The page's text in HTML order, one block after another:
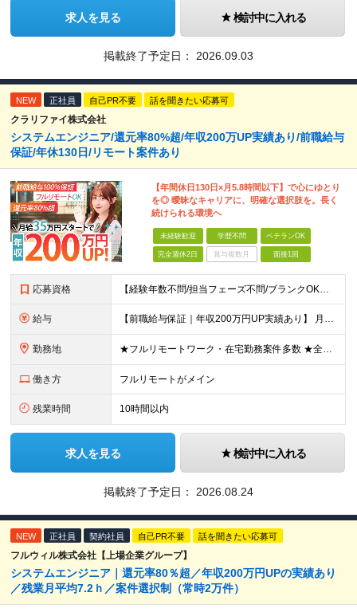
求人を見る 検討中に入れる
掲載終了予定日： 2026.09.03
NEW 正社員 自己PR不要 話を聞きたい応募可
クラリファイ株式会社
システムエンジニア/還元率80%超/年収200万UP実績あり/前職給与
保証/年休130日/リモート案件あり
【年間休日130日×月5.8時間以下】で心にゆとり
を◎ 曖昧なキャリアに、明確な選択肢を。長く
続けられる環境へ
未経験歓迎 学歴不問 ベテランOK
完全週休2日 賞与複数月 面接1回
応募資格 【経験年数不問/担当フェーズ不問/ブランクOK】 ◆何らかの開発経験がある方（1年未満でもOK！） ◎業種未経験歓迎！ ◎学歴不問 ◎20代～50代まで幅広く活躍中！ ◎人柄重視の採用です♪ ＼
給与 【前職給与保証｜年収200万円UP実績あり】 月給35万円～103万円 ＜年収アップ事例＞ エンジニア：入社1年目 経験3年 月給46万円（諸手当含めず）※前職から月給16万円アップ エンジニア
勤務地 ★フルリモートワーク・在宅勤務案件多数 ★全国各地にプロジェクトあり ★希望を考慮・転居を伴う転勤は無し・在宅ワークOK ★東京・大阪に加えて、2023年1月に札幌・名古屋・福岡OPEN！ 【本社
働き方 フルリモートがメイン
残業時間 10時間以内
求人を見る 検討中に入れる
掲載終了予定日： 2026.08.24
NEW 正社員 契約社員 自己PR不要 話を聞きたい応募可
フルウィル株式会社【上場企業グループ】
システムエンジニア｜還元率80％超／年収200万円UPの実績あり
／残業月平均7.2ｈ／案件選択制（常時2万件）